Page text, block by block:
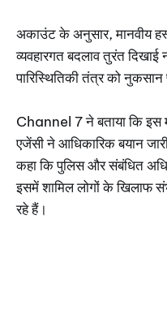
अकाउंट के अनुसार, मानवीय
व्यवहारगत बदलाव तुरंत
पारिस्थितिकी तंत्र को
Channel 7 ने बताया कि इस
एजेंसी ने आधिकारिक बयान
कहा कि पुलिस और संबंधित
इसमें शामिल लोगों के खिलाफ
रहे हैं।